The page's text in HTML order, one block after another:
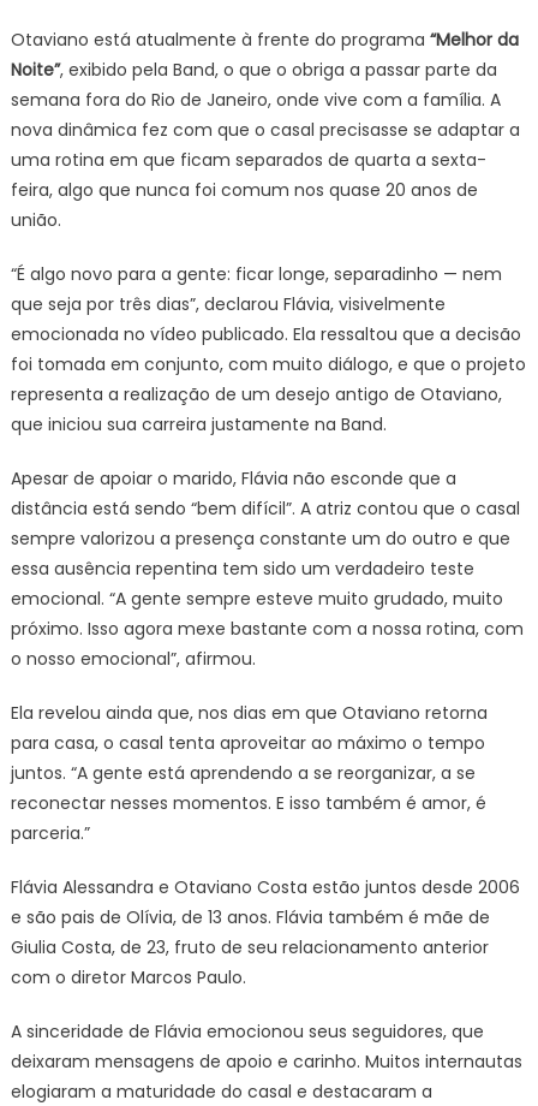
Otaviano está atualmente à frente do programa “Melhor da
Noite”, exibido pela Band, o que o obriga a passar parte da
semana fora do Rio de Janeiro, onde vive com a família. A
nova dinâmica fez com que o casal precisasse se adaptar a
uma rotina em que ficam separados de quarta a sexta-
feira, algo que nunca foi comum nos quase 20 anos de
união.
“É algo novo para a gente: ficar longe, separadinho — nem
que seja por três dias”, declarou Flávia, visivelmente
emocionada no vídeo publicado. Ela ressaltou que a decisão
foi tomada em conjunto, com muito diálogo, e que o projeto
representa a realização de um desejo antigo de Otaviano,
que iniciou sua carreira justamente na Band.
Apesar de apoiar o marido, Flávia não esconde que a
distância está sendo “bem difícil”. A atriz contou que o casal
sempre valorizou a presença constante um do outro e que
essa ausência repentina tem sido um verdadeiro teste
emocional. “A gente sempre esteve muito grudado, muito
próximo. Isso agora mexe bastante com a nossa rotina, com
o nosso emocional”, afirmou.
Ela revelou ainda que, nos dias em que Otaviano retorna
para casa, o casal tenta aproveitar ao máximo o tempo
juntos. “A gente está aprendendo a se reorganizar, a se
reconectar nesses momentos. E isso também é amor, é
parceria.”
Flávia Alessandra e Otaviano Costa estão juntos desde 2006
e são pais de Olívia, de 13 anos. Flávia também é mãe de
Giulia Costa, de 23, fruto de seu relacionamento anterior
com o diretor Marcos Paulo.
A sinceridade de Flávia emocionou seus seguidores, que
deixaram mensagens de apoio e carinho. Muitos internautas
elogiaram a maturidade do casal e destacaram a